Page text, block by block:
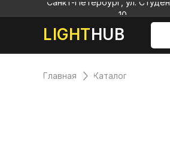
LIGHTHUB
Санкт-Петербург, ул.
10
Каталог
Главная